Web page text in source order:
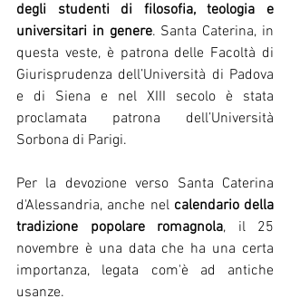
degli studenti di filosofia, teologia e
universitari in genere. Santa Caterina, in
questa veste, è patrona delle Facoltà di
Giurisprudenza dell’Università di Padova
e di Siena e nel XIII secolo è stata
proclamata patrona dell’Università
Sorbona di Parigi.
Per la devozione verso Santa Caterina
d'Alessandria, anche nel calendario della
tradizione popolare romagnola, il 25
novembre è una data che ha una certa
importanza, legata com'è ad antiche
usanze.